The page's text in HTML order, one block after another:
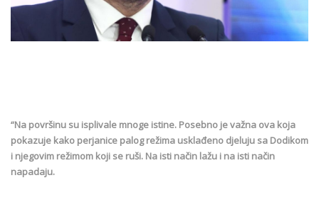
“Na površinu su isplivale mnoge istine. Posebno je važna ova koja
pokazuje kako perjanice palog režima usklađeno djeluju sa Dodikom
i njegovim režimom koji se ruši. Na isti način lažu i na isti način
napadaju.